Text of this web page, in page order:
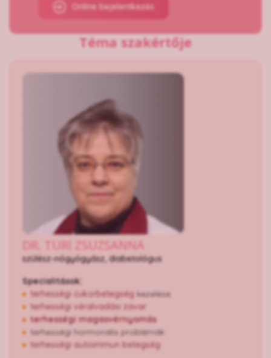
Online bejelentkezés
Téma szakértője
DR. TURI ZSUZSANNA
szülész-nőgyógyász, diabetológus
Specialitások:
terhességi cukorbetegség kezelése
terhességi véralvadási zavar
terhességi magasvérnyomás
terhességi hormonális problémák
terhességi autoimmun betegség